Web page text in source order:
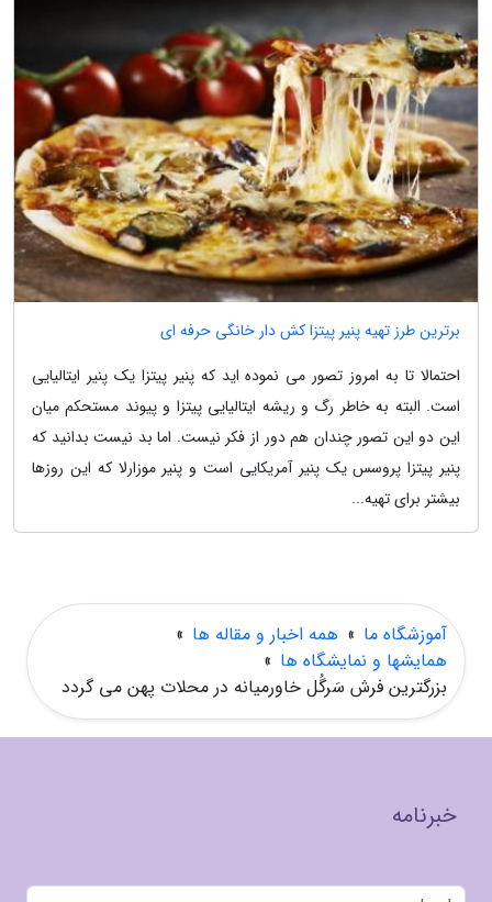
برترین طرز تهیه پنیر پیتزا کش دار خانگی حرفه ای
احتمالا تا به امروز تصور می نموده اید که پنیر پیتزا یک پنیر ایتالیایی
است. البته به خاطر رگ و ریشه ایتالیایی پیتزا و پیوند مستحکم میان
این دو این تصور چندان هم دور از فکر نیست. اما بد نیست بدانید که
پنیر پیتزا پروسس یک پنیر آمریکایی است و پنیر موزارلا که این روزها
بیشتر برای تهیه...
آموزشگاه ما » همه اخبار و مقاله ها »
همایشها و نمایشگاه ها »
بزرگترین فرش سَرگُل خاورمیانه در محلات پهن می گردد
خبرنامه